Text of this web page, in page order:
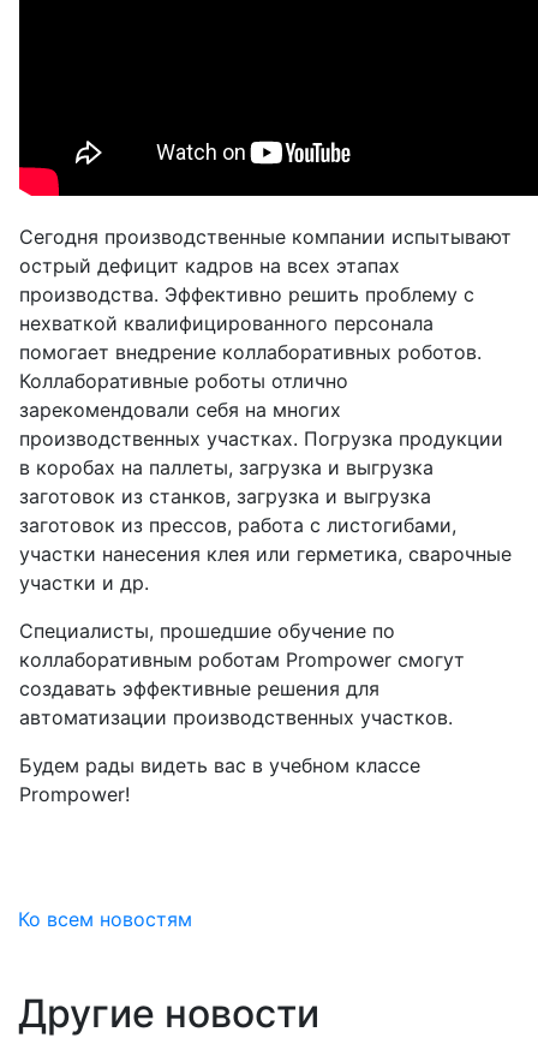
Сегодня производственные компании испытывают
острый дефицит кадров на всех этапах
производства. Эффективно решить проблему с
нехваткой квалифицированного персонала
помогает внедрение коллаборативных роботов.
Коллаборативные роботы отлично
зарекомендовали себя на многих
производственных участках. Погрузка продукции
в коробах на паллеты, загрузка и выгрузка
заготовок из станков, загрузка и выгрузка
заготовок из прессов, работа с листогибами,
участки нанесения клея или герметика, сварочные
участки и др.
Специалисты, прошедшие обучение по
коллаборативным роботам Prompower смогут
создавать эффективные решения для
автоматизации производственных участков.
Будем рады видеть вас в учебном классе
Prompower!
Ко всем новостям
Другие новости